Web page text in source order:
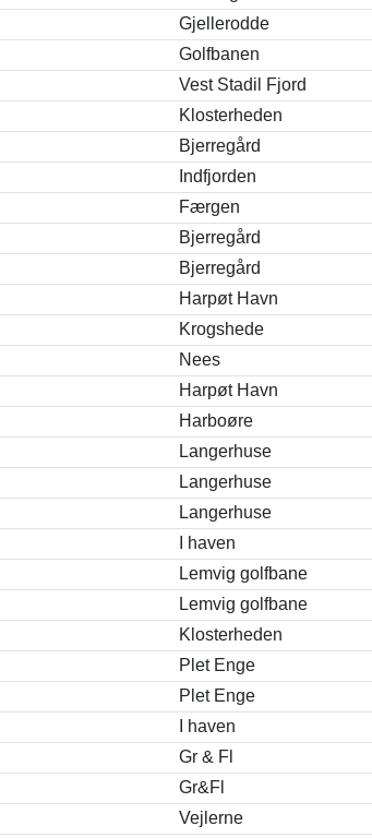
Gjellerodde
Golfbanen
Vest Stadil Fjord
Klosterheden
Bjerregård
Indfjorden
Færgen
Bjerregård
Bjerregård
Harpøt Havn
Krogshede
Nees
Harpøt Havn
Harboøre
Langerhuse
Langerhuse
Langerhuse
I haven
Lemvig golfbane
Lemvig golfbane
Klosterheden
Plet Enge
Plet Enge
I haven
Gr & Fl
Gr&Fl
Vejlerne